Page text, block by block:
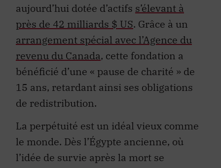
aujourd’hui dotée d’actifs s’élevant à
près de 42 milliards $ US. Grâce à un
arrangement spécial avec l’Agence du
revenu du Canada, cette fondation a
bénéficié d’une « pause de charité » de
15 ans, retardant ainsi ses obligations
de redistribution.
La perpétuité est un idéal vieux comme
le monde. Dès l’Égypte ancienne, où
l’idée de survie après la mort se